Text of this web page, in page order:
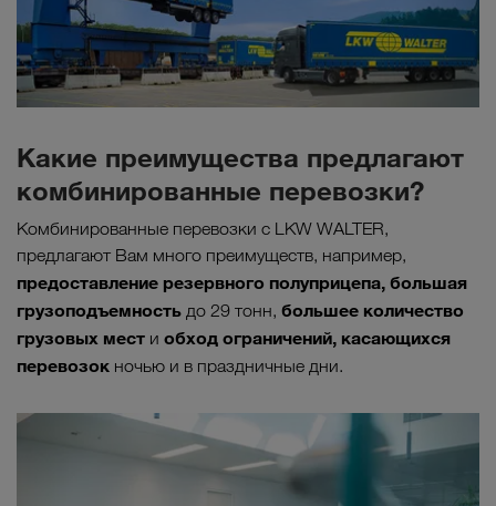
Какие преимущества предлагают
комбинированные перевозки?
Комбинированные перевозки с LKW WALTER,
предлагают Вам много преимуществ, например,
предоставление резервного полуприцепа, большая
грузоподъемность до 29 тонн, большее количество
грузовых мест и обход ограничений, касающихся
перевозок ночью и в праздничные дни.